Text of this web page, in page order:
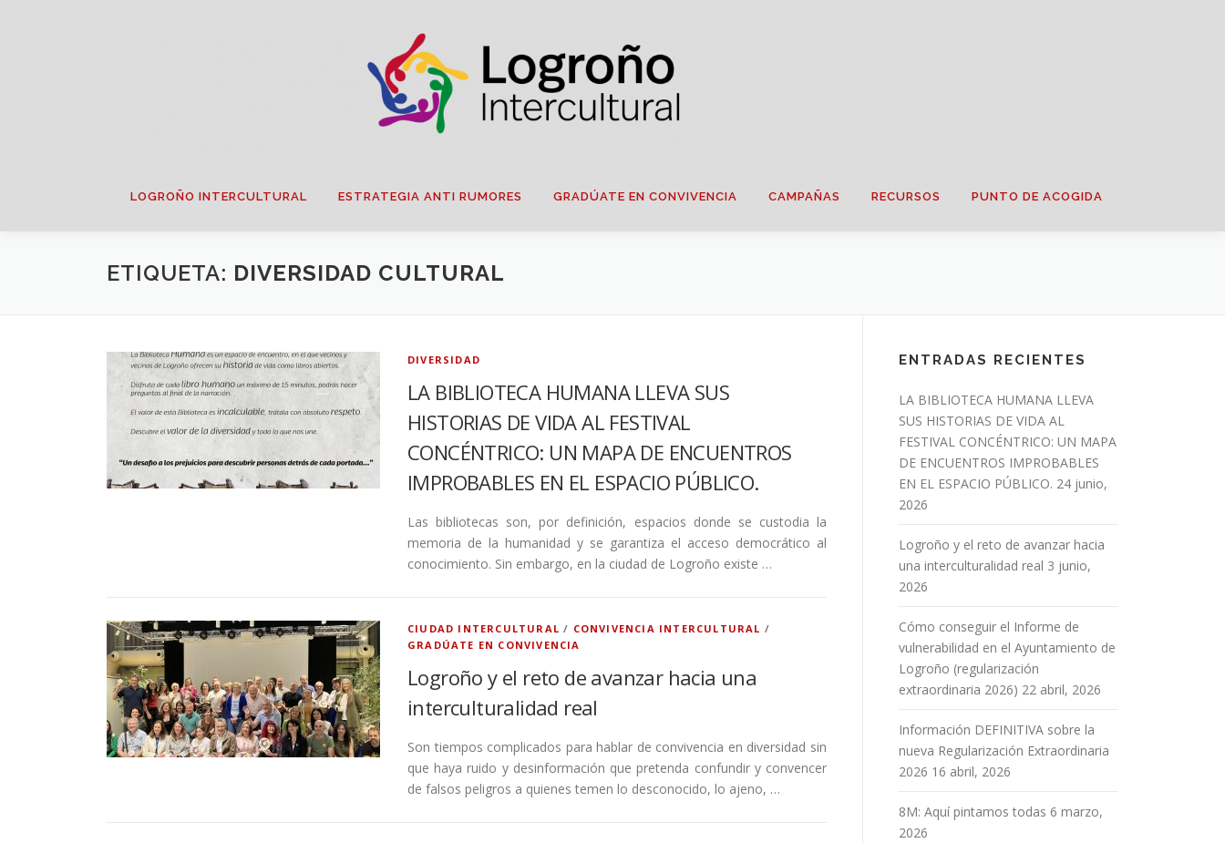
LOGROÑO INTERCULTURAL ESTRATEGIA ANTI RUMORES GRADÚATE EN CONVIVENCIA CAMPAÑAS RECURSOS PUNTO DE ACOGIDA
ETIQUETA: DIVERSIDAD CULTURAL
DIVERSIDAD
LA BIBLIOTECA HUMANA LLEVA SUS
HISTORIAS DE VIDA AL FESTIVAL
CONCÉNTRICO: UN MAPA DE ENCUENTROS
IMPROBABLES EN EL ESPACIO PÚBLICO.
Las bibliotecas son, por definición, espacios donde se custodia la
memoria de la humanidad y se garantiza el acceso democrático al
conocimiento. Sin embargo, en la ciudad de Logroño existe …
CIUDAD INTERCULTURAL / CONVIVENCIA INTERCULTURAL /
GRADÚATE EN CONVIVENCIA
Logroño y el reto de avanzar hacia una
interculturalidad real
Son tiempos complicados para hablar de convivencia en diversidad sin
que haya ruido y desinformación que pretenda confundir y convencer
de falsos peligros a quienes temen lo desconocido, lo ajeno, …
ENTRADAS RECIENTES
LA BIBLIOTECA HUMANA LLEVA
SUS HISTORIAS DE VIDA AL
FESTIVAL CONCÉNTRICO: UN MAPA
DE ENCUENTROS IMPROBABLES
EN EL ESPACIO PÚBLICO. 24 junio,
2026
Logroño y el reto de avanzar hacia
una interculturalidad real 3 junio,
2026
Cómo conseguir el Informe de
vulnerabilidad en el Ayuntamiento de
Logroño (regularización
extraordinaria 2026) 22 abril, 2026
Información DEFINITIVA sobre la
nueva Regularización Extraordinaria
2026 16 abril, 2026
8M: Aquí pintamos todas 6 marzo,
2026